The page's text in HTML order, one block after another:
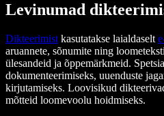
Levinumad
Dikteerimist kasutatakse laialdaselt
aruannete, sõnumite ning
ülesandeid ja õppemärkmeid.
dokumenteerimiseks, uuenduste
kirjutamiseks. Loovisikud
mõtteid loomevoolu hoidmiseks.